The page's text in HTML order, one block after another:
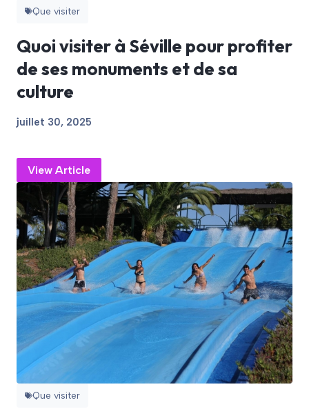
Que visiter
Quoi visiter à Séville pour profiter
de ses monuments et de sa
culture
juillet 30, 2025
View Article
Que visiter